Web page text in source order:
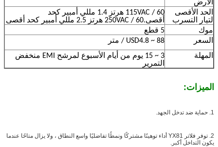
الأرض
الحد الأقصى
لتيار التسرب
115VAC / 60 هرتز 1.4 مللي أمبير كحد
أقصى.250VAC / 60 هرتز 2.5 مللي أمبير كحد أقصى
موك
5 قطع
السعر
USD4.8 ~ 88 / متر
المهلة
3 ~ 15 يوم من أيام الأسبوع لمرشح EMI منخفض
التمرير
الميزات:
1. حماية ضد تدخل الجهد.
2. توفر فلاتر YX81 أداء توهينًا مشتركًا ونمطًا تفاضليًا واسع النطاق ، ولا يزال متاحًا عندما
يكون التداخل أكبر.